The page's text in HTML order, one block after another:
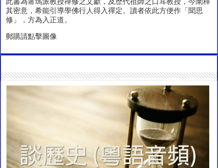
其密意，希能引導學佛行人得入禪定。讀者依此方便作「聞思
修」，方為入正道。
郵購請點擊圖像